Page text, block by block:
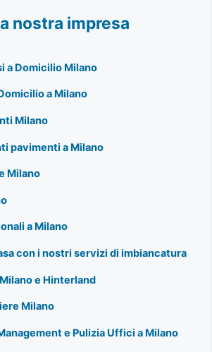
nostra impresa
a Domicilio Milano
a Milano
Milano
pavimenti a Milano
Milano
a Milano
con i nostri servizi di imbiancatura
e Hinterland
Milano
e Pulizia Uffici a Milano